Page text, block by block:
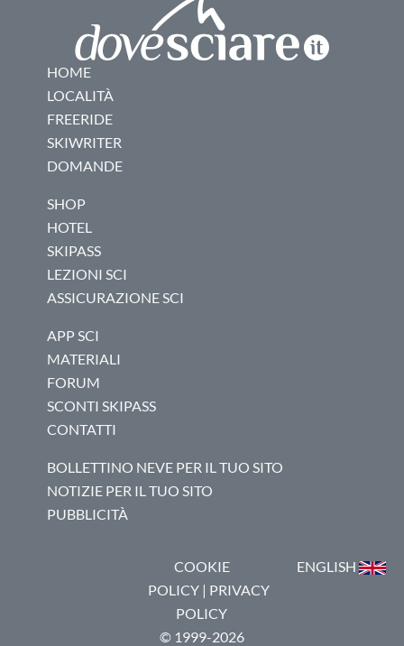
HOME
LOCALITÀ
FREERIDE
SKIWRITER
DOMANDE
SHOP
HOTEL
SKIPASS
LEZIONI SCI
ASSICURAZIONE SCI
APP SCI
MATERIALI
FORUM
SCONTI SKIPASS
CONTATTI
BOLLETTINO NEVE PER IL TUO SITO
NOTIZIE PER IL TUO SITO
PUBBLICITÀ
COOKIE
POLICY| PRIVACY
POLICY
© 1999-2026
ENGLISH